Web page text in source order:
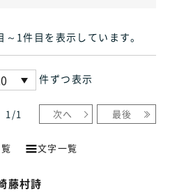
～1件目を表示しています。
件ずつ表示
1 /1 次へ 最後
文字一覧
藤村詩